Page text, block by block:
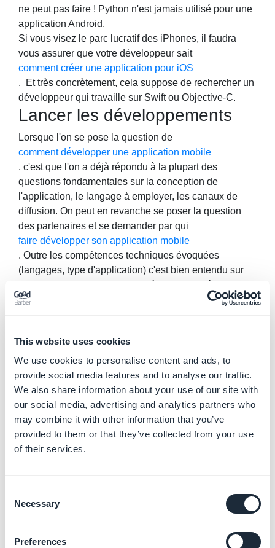
This website uses cookies
We use cookies to personalise content and ads, to
provide social media features and to analyse our traffic.
We also share information about your use of our site with
our social media, advertising and analytics partners who
may combine it with other information that you’ve
provided to them or that they’ve collected from your use
of their services.
Selection
Necessary
Preferences
ne peut pas faire ! Python n'est jamais utilisé pour une
application Android.
Si vous visez le parc lucratif des iPhones, il faudra
vous assurer que votre développeur sait
comment créer une application pour iOS
. Et très concrètement, cela suppose de rechercher un
développeur qui travaille sur Swift ou Objective-C.
Lancer les développements
Lorsque l'on se pose la question de
comment développer une application mobile
, c'est que l'on a déjà répondu à la plupart des
questions fondamentales sur la conception de
l'application, le langage à employer, les canaux de
diffusion. On peut en revanche se poser la question
des partenaires et se demander par qui
faire développer son application mobile
. Outre les compétences techniques évoquées
(langages, type d'application) c'est bien entendu sur
regarder.
chercherez à faire
développer une application pour Android et iPhone
. Votre partenaire devra avoir ces deux compétences
en développement.
Pensez avant de vous lancer à vérifier si vous pouvez
développer une application mobile sans coder
. Le développement des App Builder rend désormais
possible cette option et elle est à la fois très efficace en
, vous saurez tout de suite que les App builders
version Android et iOS de son app, mais également de